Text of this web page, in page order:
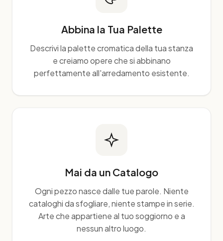
Abbina la Tua Palette
Descrivi la palette cromatica della tua stanza
e creiamo opere che si abbinano
perfettamente all'arredamento esistente.
Mai da un Catalogo
Ogni pezzo nasce dalle tue parole. Niente
cataloghi da sfogliare, niente stampe in serie.
Arte che appartiene al tuo soggiorno e a
nessun altro luogo.